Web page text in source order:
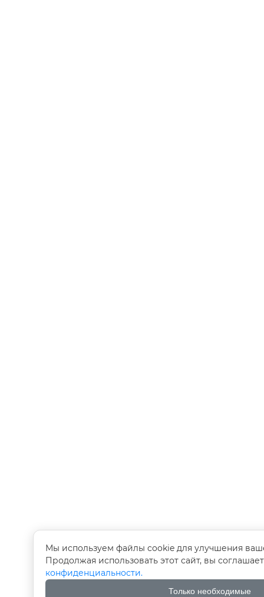
Мы используем файлы cookie для улучшения
Продолжая использовать этот сайт, вы
конфиденциальности.
Только необходимые